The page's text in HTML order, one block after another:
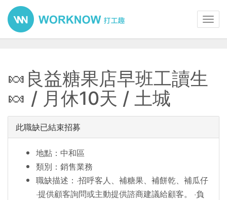
🍬良益糖果店早班工讀生
🍬 / 月休10天 / 土城
此職缺已結束招募
地點：中和區
類別：銷售業務
職缺描述：·招呼客人、補糖果、補餅乾、補瓜仔
·提供顧客詢問或主動提供諮商建議給顧客。 ·負